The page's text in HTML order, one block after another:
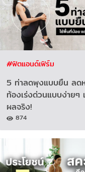
#ฟิตแอนด์เฟิร์ม
5 ท่าลดพุงแบบยืน ลด
ท้องเร่งด่วนแบบง่ายๆ
ผลจริง!
874